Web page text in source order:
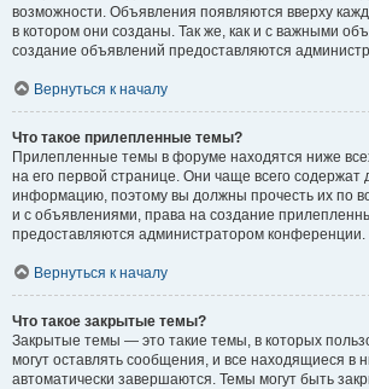
возможности. Объявления появляются вверху
в котором они созданы. Так же, как и с важными
создание объявлений предоставляются
Вернуться к началу
Что такое прилепленные темы?
Прилепленные темы в форуме находятся ниже
на его первой странице. Они чаще всего содержат
информацию, поэтому вы должны прочесть их по
и с объявлениями, права на создание
предоставляются администратором конференции.
Вернуться к началу
Что такое закрытые темы?
Закрытые темы — это такие темы, в которых
могут оставлять сообщения, и все находящиеся в
автоматически завершаются. Темы могут быть